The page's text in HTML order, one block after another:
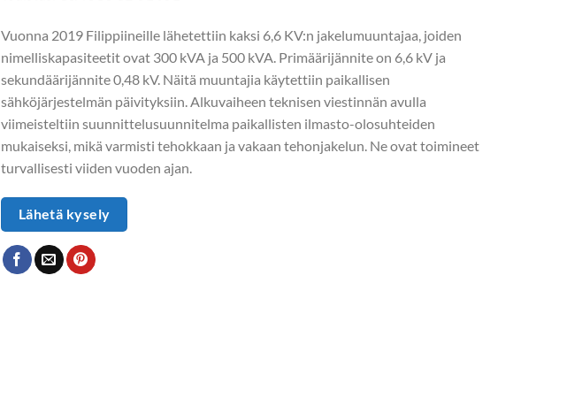
Vuonna 2019 Filippiineille lähetettiin kaksi 6,6 KV:n jakelumuuntajaa, joiden
nimelliskapasiteetit ovat 300 kVA ja 500 kVA. Primäärijännite on 6,6 kV ja
sekundäärijännite 0,48 kV. Näitä muuntajia käytettiin paikallisen
sähköjärjestelmän päivityksiin. Alkuvaiheen teknisen viestinnän avulla
viimeisteltiin suunnittelusuunnitelma paikallisten ilmasto-olosuhteiden
mukaiseksi, mikä varmisti tehokkaan ja vakaan tehonjakelun. Ne ovat toimineet
turvallisesti viiden vuoden ajan.
Lähetä kysely